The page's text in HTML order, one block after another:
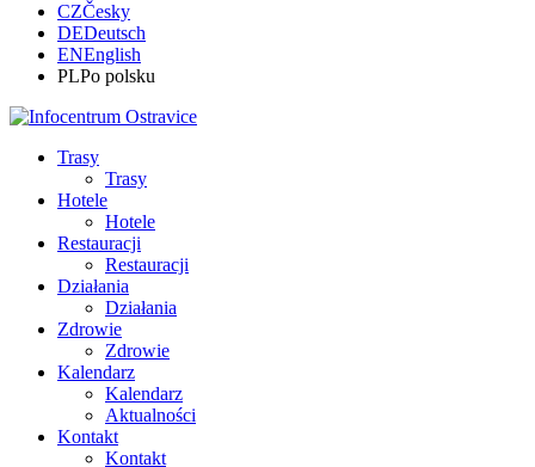
CZČesky
DEDeutsch
ENEnglish
PLPo polsku
Trasy
Trasy
Hotele
Hotele
Restauracji
Restauracji
Działania
Działania
Zdrowie
Zdrowie
Kalendarz
Kalendarz
Aktualności
Kontakt
Kontakt